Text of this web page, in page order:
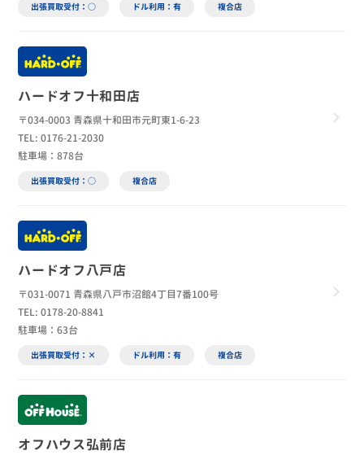
出張買取受付：○ ドル利用：有 複合店
ハードオフ十和田店
〒034-0003 青森県十和田市元町東1-6-23
TEL: 0176-21-2030
駐車場：878台
出張買取受付：○ 複合店
ハードオフ八戸店
〒031-0071 青森県八戸市沼館4丁目7番100号
TEL: 0178-20-8841
駐車場：63台
出張買取受付：× ドル利用：有 複合店
オフハウス弘前店